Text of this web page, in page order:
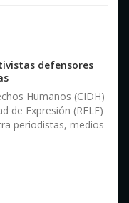
defensores
Humanos (CIDH)
de Expresión (RELE)
periodistas, medios